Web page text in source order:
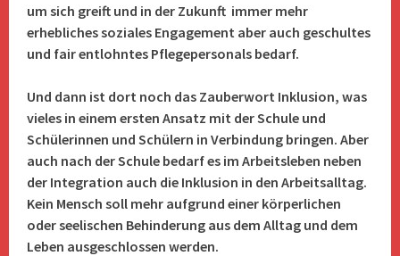
um sich greift und in der Zukunft immer mehr
erhebliches soziales Engagement aber auch geschultes
und fair entlohntes Pflegepersonals bedarf.
Und dann ist dort noch das Zauberwort Inklusion, was
vieles in einem ersten Ansatz mit der Schule und
Schülerinnen und Schülern in Verbindung bringen. Aber
auch nach der Schule bedarf es im Arbeitsleben neben
der Integration auch die Inklusion in den Arbeitsalltag.
Kein Mensch soll mehr aufgrund einer körperlichen
oder seelischen Behinderung aus dem Alltag und dem
Leben ausgeschlossen werden.